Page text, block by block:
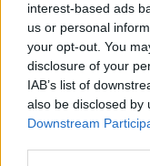
interest-based ads
us or personal
your opt-out. You
disclosure of your
IAB’s list of
also be disclosed by
Downstream
Régiója
cikkek és
között→